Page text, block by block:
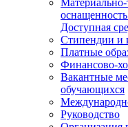
оснащенность
Доступная
Стипендии и
Платные
Финансово-
Вакантные
обучающихся
Руководство